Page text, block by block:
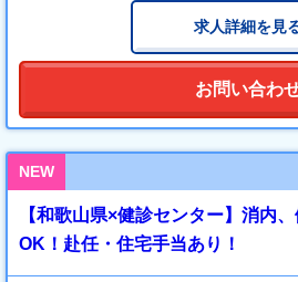
求人詳細を見
お問い合わ
NEW
【和歌山県×健診センター】消内
OK！赴任・住宅手当あり！